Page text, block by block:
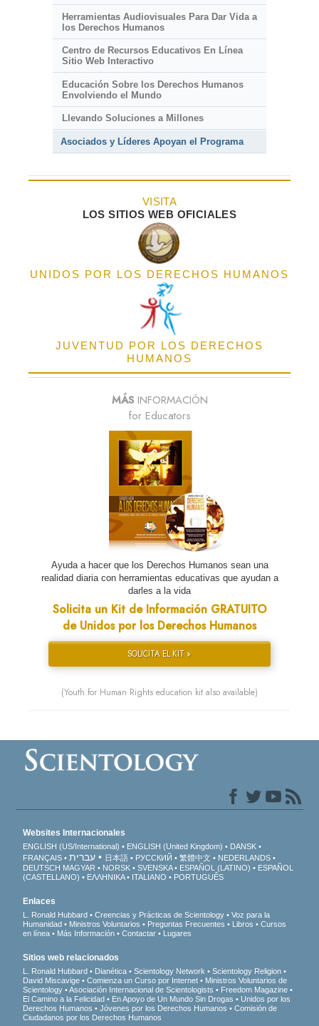
Herramientas Audiovisuales Para Dar Vida a
los Derechos Humanos
Centro de Recursos Educativos En Línea
Sitio Web Interactivo
Educación Sobre los Derechos Humanos
Envolviendo el Mundo
Llevando Soluciones a Millones
Asociados y Líderes Apoyan el Programa
VISITA
LOS SITIOS WEB OFICIALES
UNIDOS POR LOS DERECHOS HUMANOS
JUVENTUD POR LOS DERECHOS
HUMANOS
MÁSINFORMACIÓN
for Educators
Ayuda a hacer que los Derechos Humanos sean una
realidad diaria con herramientas educativas que ayudan a
darles a la vida
Solicita un Kit de Información GRATUITO
de Unidos por los Derechos Humanos
SOLICITA EL KIT »
(Youth for Human Rights education kit also available)
Websites Internacionales
ENGLISH (US/International) ENGLISH (United Kingdom)
DANSK
FRANÇAIS
עברית 日本語 РУССКИЙ 繁體中文
NEDERLANDS
DEUTSCH MAGYAR NORSK SVENSKA ESPAÑOL (LATINO)
ESPAÑOL
(CASTELLANO)
ΕΛΛΗΝΙΚA ITALIANO PORTUGUÊS
Enlaces
L. Ronald Hubbard Creencias y Prácticas de Scientology
Voz para la
Humanidad
Ministros Voluntarios Preguntas Frecuentes Libros
Cursos
en línea
Más Información Contactar Lugares
Sitios web relacionados
L. Ronald Hubbard Dianética Scientology Network
Scientology Religion
David Miscavige
Comienza un Curso por Internet
Ministros Voluntarios de
Scientology
Asociación Internacional de Scientologists
Freedom Magazine
El Camino a la Felicidad
En Apoyo de Un Mundo Sin Drogas
Unidos por los
Derechos Humanos
Jóvenes por los Derechos Humanos
Comisión de
Ciudadanos por los Derechos Humanos